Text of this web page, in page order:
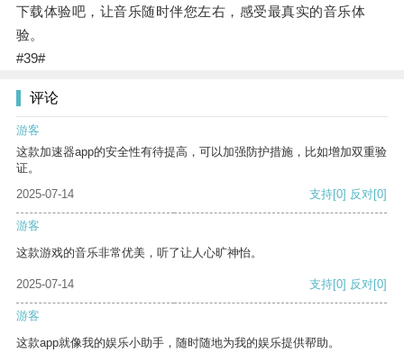
下载体验吧，让音乐随时伴您左右，感受最真实的音乐体
验。
#39#
评论
游客
这款加速器app的安全性有待提高，可以加强防护措施，比如增加双重验
证。
2025-07-14
支持[0] 反对[0]
游客
这款游戏的音乐非常优美，听了让人心旷神怡。
2025-07-14 支持[0] 反对[0]
游客
这款app就像我的娱乐小助手，随时随地为我的娱乐提供帮助。